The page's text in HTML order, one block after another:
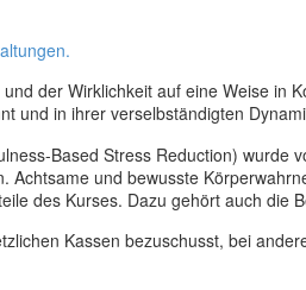
der Wirklichkeit auf eine Weise
und in ihrer verselbständigten
Based Stress Reduction)
Achtsame und bewusste
des Kurses. Dazu gehört auch die
Kassen bezuschusst, bei